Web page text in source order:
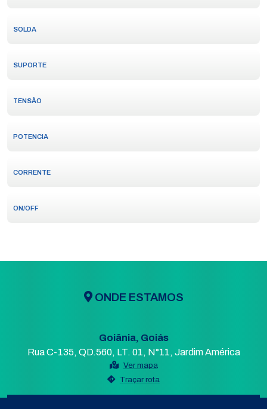
SOLDA
SUPORTE
TENSÃO
POTENCIA
CORRENTE
ON/OFF
ONDE ESTAMOS
Goiânia, Goiás
Rua C-135, QD.560, LT. 01, N°11, Jardim América
Ver mapa
Traçar rota